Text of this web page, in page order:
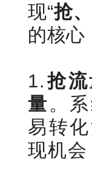
现“抢
的核心
1.抢流
量 。
易转
现机会